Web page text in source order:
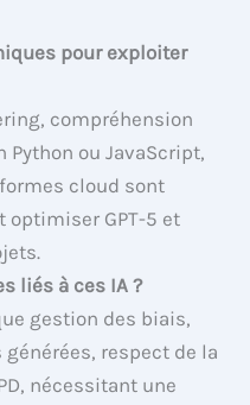
pour exploiter
compréhension
Python ou JavaScript,
cloud sont
optimiser GPT-5 et
liés à ces IA ?
gestion des biais,
respect de la
nécessitant une